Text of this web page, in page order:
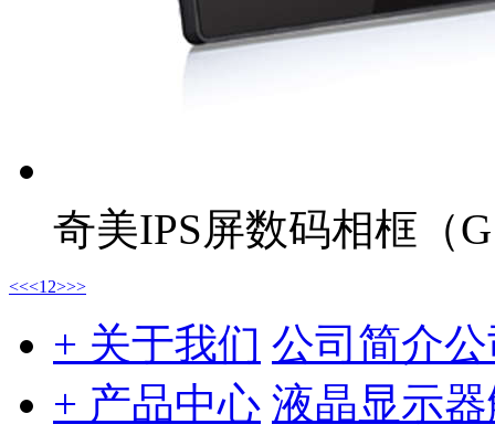
奇美IPS屏数码相框（
<<<1 2>>>
+ 关于我们 公司简介
+ 产品中心 液晶显示器